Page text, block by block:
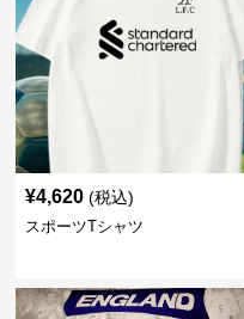
¥4,620 (税込)
スポーツTシャツ